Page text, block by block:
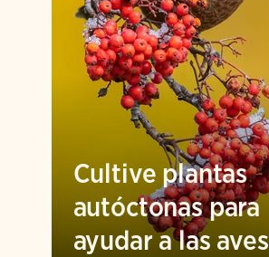
Cultive plantas
autóctonas para
ayudar a las aves